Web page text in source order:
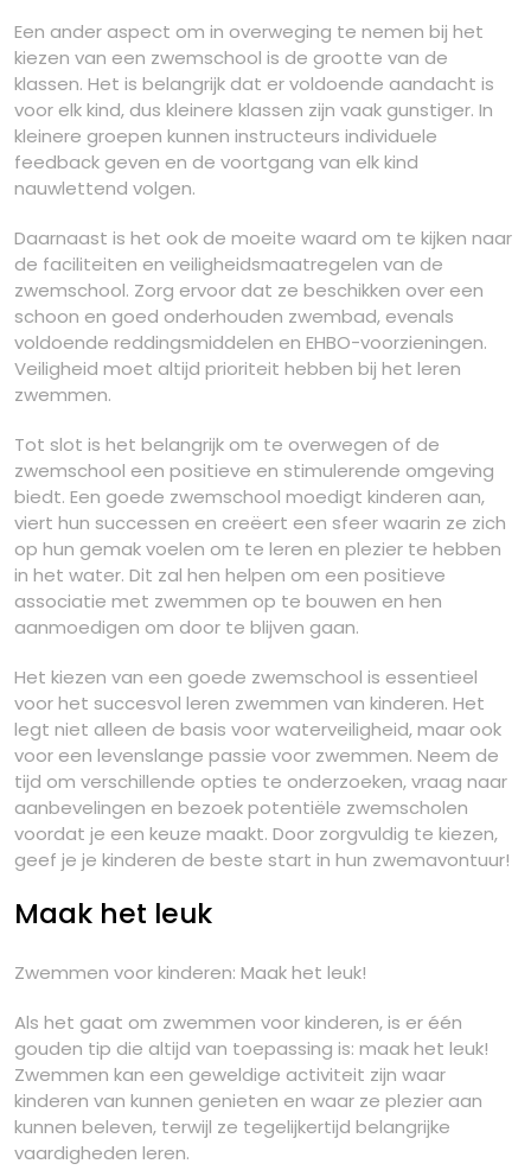
Een ander aspect om in overweging te nemen bij het
kiezen van een zwemschool is de grootte van de
klassen. Het is belangrijk dat er voldoende aandacht is
voor elk kind, dus kleinere klassen zijn vaak gunstiger. In
kleinere groepen kunnen instructeurs individuele
feedback geven en de voortgang van elk kind
nauwlettend volgen.
Daarnaast is het ook de moeite waard om te kijken naar
de faciliteiten en veiligheidsmaatregelen van de
zwemschool. Zorg ervoor dat ze beschikken over een
schoon en goed onderhouden zwembad, evenals
voldoende reddingsmiddelen en EHBO-voorzieningen.
Veiligheid moet altijd prioriteit hebben bij het leren
zwemmen.
Tot slot is het belangrijk om te overwegen of de
zwemschool een positieve en stimulerende omgeving
biedt. Een goede zwemschool moedigt kinderen aan,
viert hun successen en creëert een sfeer waarin ze zich
op hun gemak voelen om te leren en plezier te hebben
in het water. Dit zal hen helpen om een positieve
associatie met zwemmen op te bouwen en hen
aanmoedigen om door te blijven gaan.
Het kiezen van een goede zwemschool is essentieel
voor het succesvol leren zwemmen van kinderen. Het
legt niet alleen de basis voor waterveiligheid, maar ook
voor een levenslange passie voor zwemmen. Neem de
tijd om verschillende opties te onderzoeken, vraag naar
aanbevelingen en bezoek potentiële zwemscholen
voordat je een keuze maakt. Door zorgvuldig te kiezen,
geef je je kinderen de beste start in hun zwemavontuur!
Maak het leuk
Zwemmen voor kinderen: Maak het leuk!
Als het gaat om zwemmen voor kinderen, is er één
gouden tip die altijd van toepassing is: maak het leuk!
Zwemmen kan een geweldige activiteit zijn waar
kinderen van kunnen genieten en waar ze plezier aan
kunnen beleven, terwijl ze tegelijkertijd belangrijke
vaardigheden leren.